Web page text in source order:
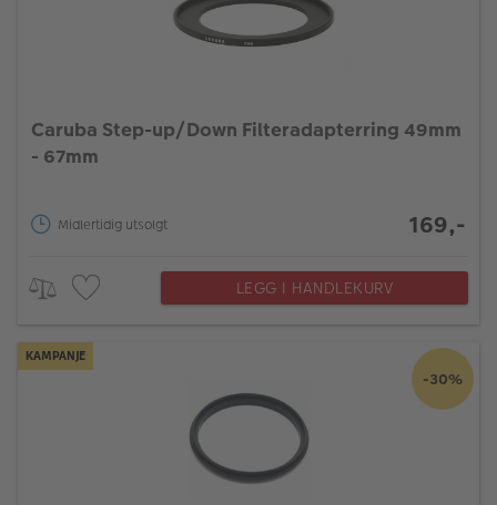
Caruba Step-up/Down Filteradapterring 49mm
- 67mm
Midlertidig utsolgt 169,-
LEGG I HANDLEKURV
KAMPANJE
-30%